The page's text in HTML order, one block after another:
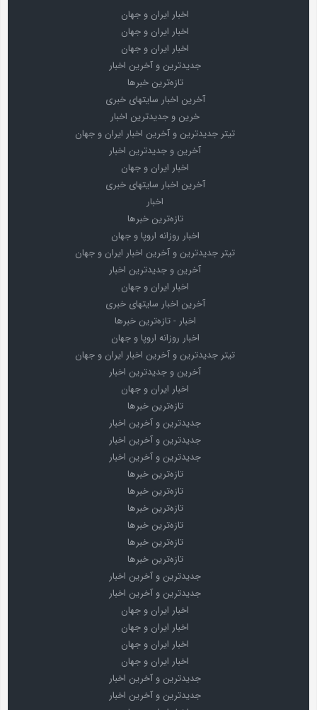
اخبار ایران و جهان
اخبار ایران و جهان
اخبار ایران و جهان
جدیدترین و آخرین اخبار
تازه‌ترین خبرها
آخرین اخبار سایتهای خبری
خرین و جدیدترین اخبار
تیتر جدیدترین و آخرین اخبار ایران و جهان
آخرین و جدیدترین اخبار
اخبار ایران و جهان
آخرین اخبار سایتهای خبری
اخبار
تازه‌ترین خبرها
اخبار روزانه اروپا و جهان
تیتر جدیدترین و آخرین اخبار ایران و جهان
آخرین و جدیدترین اخبار
اخبار ایران و جهان
آخرین اخبار سایتهای خبری
اخبار - تازه‌ترین خبرها
اخبار روزانه اروپا و جهان
تیتر جدیدترین و آخرین اخبار ایران و جهان
آخرین و جدیدترین اخبار
اخبار ایران و جهان
تازه‌ترین خبرها
جدیدترین و آخرین اخبار
جدیدترین و آخرین اخبار
جدیدترین و آخرین اخبار
تازه‌ترین خبرها
تازه‌ترین خبرها
تازه‌ترین خبرها
تازه‌ترین خبرها
تازه‌ترین خبرها
تازه‌ترین خبرها
جدیدترین و آخرین اخبار
جدیدترین و آخرین اخبار
اخبار ایران و جهان
اخبار ایران و جهان
اخبار ایران و جهان
اخبار ایران و جهان
جدیدترین و آخرین اخبار
جدیدترین و آخرین اخبار